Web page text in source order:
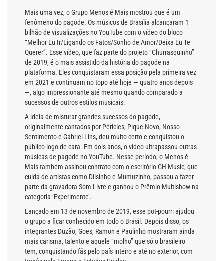
Mais uma vez, o Grupo Menos é Mais mostrou que é um
fenômeno do pagode. Os músicos de Brasília alcançaram 1
bilhão de visualizações no YouTube com o vídeo do bloco
“Melhor Eu Ir/Ligando os Fatos/Sonho de Amor/Deixa Eu Te
Querer”. Esse vídeo, que faz parte do projeto “Churrasquinho”
de 2019, é o mais assistido da história do pagode na
plataforma. Eles conquistaram essa posição pela primeira vez
em 2021 e continuam no topo até hoje — quatro anos depois
—, algo impressionante até mesmo quando comparado a
sucessos de outros estilos musicais.
A ideia de misturar grandes sucessos do pagode,
originalmente cantados por Péricles, Pique Novo, Nosso
Sentimento e Gabriel Lins, deu muito certo e conquistou o
público logo de cara. Em dois anos, o vídeo ultrapassou outras
músicas de pagode no YouTube. Nesse período, o Menos é
Mais também assinou contrato com o escritório GH Music, que
cuida de artistas como Dilsinho e Mumuzinho, passou a fazer
parte da gravadora Som Livre e ganhou o Prêmio Multishow na
categoria ‘Experimente’.
Lançado em 13 de novembro de 2019, esse pot-pourri ajudou
o grupo a ficar conhecido em todo o Brasil. Depois disso, os
integrantes Duzão, Goes, Ramon e Paulinho mostraram ainda
mais carisma, talento e aquele “molho” que só o brasileiro
tem, conquistando fãs pelo país inteiro e até no exterior, com